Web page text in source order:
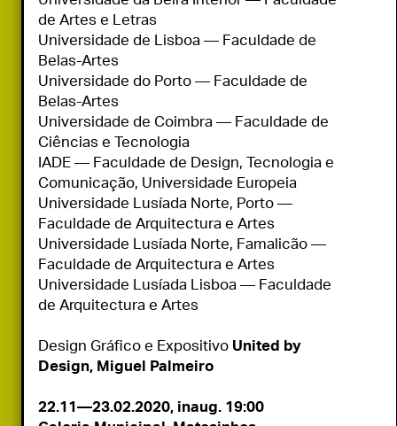
de Artes e Letras
Universidade de Lisboa — Faculdade de
Belas-Artes
Universidade do Porto — Faculdade de
Belas-Artes
Universidade de Coimbra — Faculdade de
Ciências e Tecnologia
IADE — Faculdade de Design, Tecnologia e
Comunicação, Universidade Europeia
Universidade Lusíada Norte, Porto —
Faculdade de Arquitectura e Artes
Universidade Lusíada Norte, Famalicão —
Faculdade de Arquitectura e Artes
Universidade Lusíada Lisboa — Faculdade
de Arquitectura e Artes
Design Gráfico e Expositivo United by
Design, Miguel Palmeiro